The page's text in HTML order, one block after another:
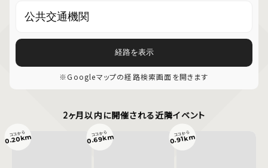
経路を表示
※Googleマップの経路検索画面を開きます
2ヶ月以内に開催される近隣イベント
ココから
0.20km ココから
0.69km ココから
0.91km